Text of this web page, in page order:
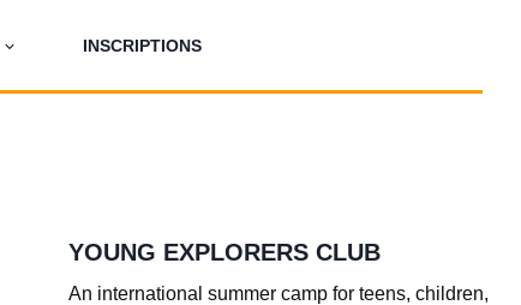
INSCRIPTIONS
YOUNG EXPLORERS CLUB
An international summer camp for teens, children,